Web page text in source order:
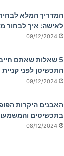
המדריך המלא
לאישה: איך לבחור
09/12/2024
5 שאלות שאתם
התכשיטן לפני
09/12/2024
האבנים היקרות
בתכשיטים
08/12/2024